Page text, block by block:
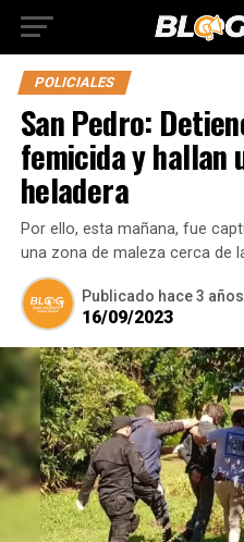
POLICIALES
San Pedro:
femicida y hallan
heladera
Por ello, esta mañana, fue
una zona de maleza cerca de
Publicado hace 3 años
16/09/2023